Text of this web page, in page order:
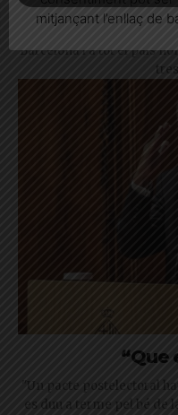
Barcelona i a tot el país
“Que
"Un pacte postelectoral
es duu a terme pel bé de
mitjançant l’enllaç de